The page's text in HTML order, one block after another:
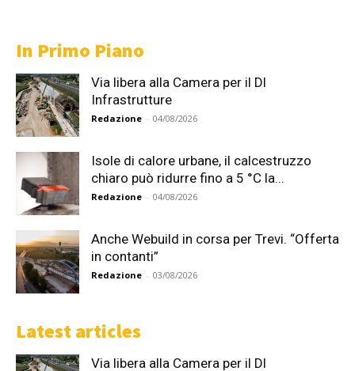
In Primo Piano
Via libera alla Camera per il Dl
Infrastrutture
Redazione - 04/08/2026
Isole di calore urbane, il calcestruzzo
chiaro può ridurre fino a 5 °C la...
Redazione - 04/08/2026
Anche Webuild in corsa per Trevi. “Offerta
in contanti”
Redazione - 03/08/2026
Latest articles
Via libera alla Camera per il Dl